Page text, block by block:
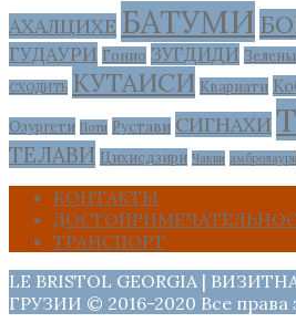
АХАЛЦИХЕ БАТУМИ
ГУДАУРИ Гонио ЗУГДИДИ
СХОДИТЬ КУТАИСИ Квариати
Озургети Поти Рустави СИГНАХИ
ТЕЛАВИ Цихисдзири Чакви
КОНТАКТЫ
ТРАНСПОРТ
LE BRISTOL GEORGIA |
ГРУЗИИ © 2016-2020 Все